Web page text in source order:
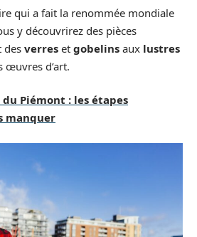
qui a fait la renommée mondiale
y découvrirez des pièces
des verres et gobelins aux lustres
œuvres d’art.
Piémont : les étapes
manquer